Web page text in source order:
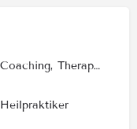
Coaching, Therapeuten, Berater
Heilpraktiker